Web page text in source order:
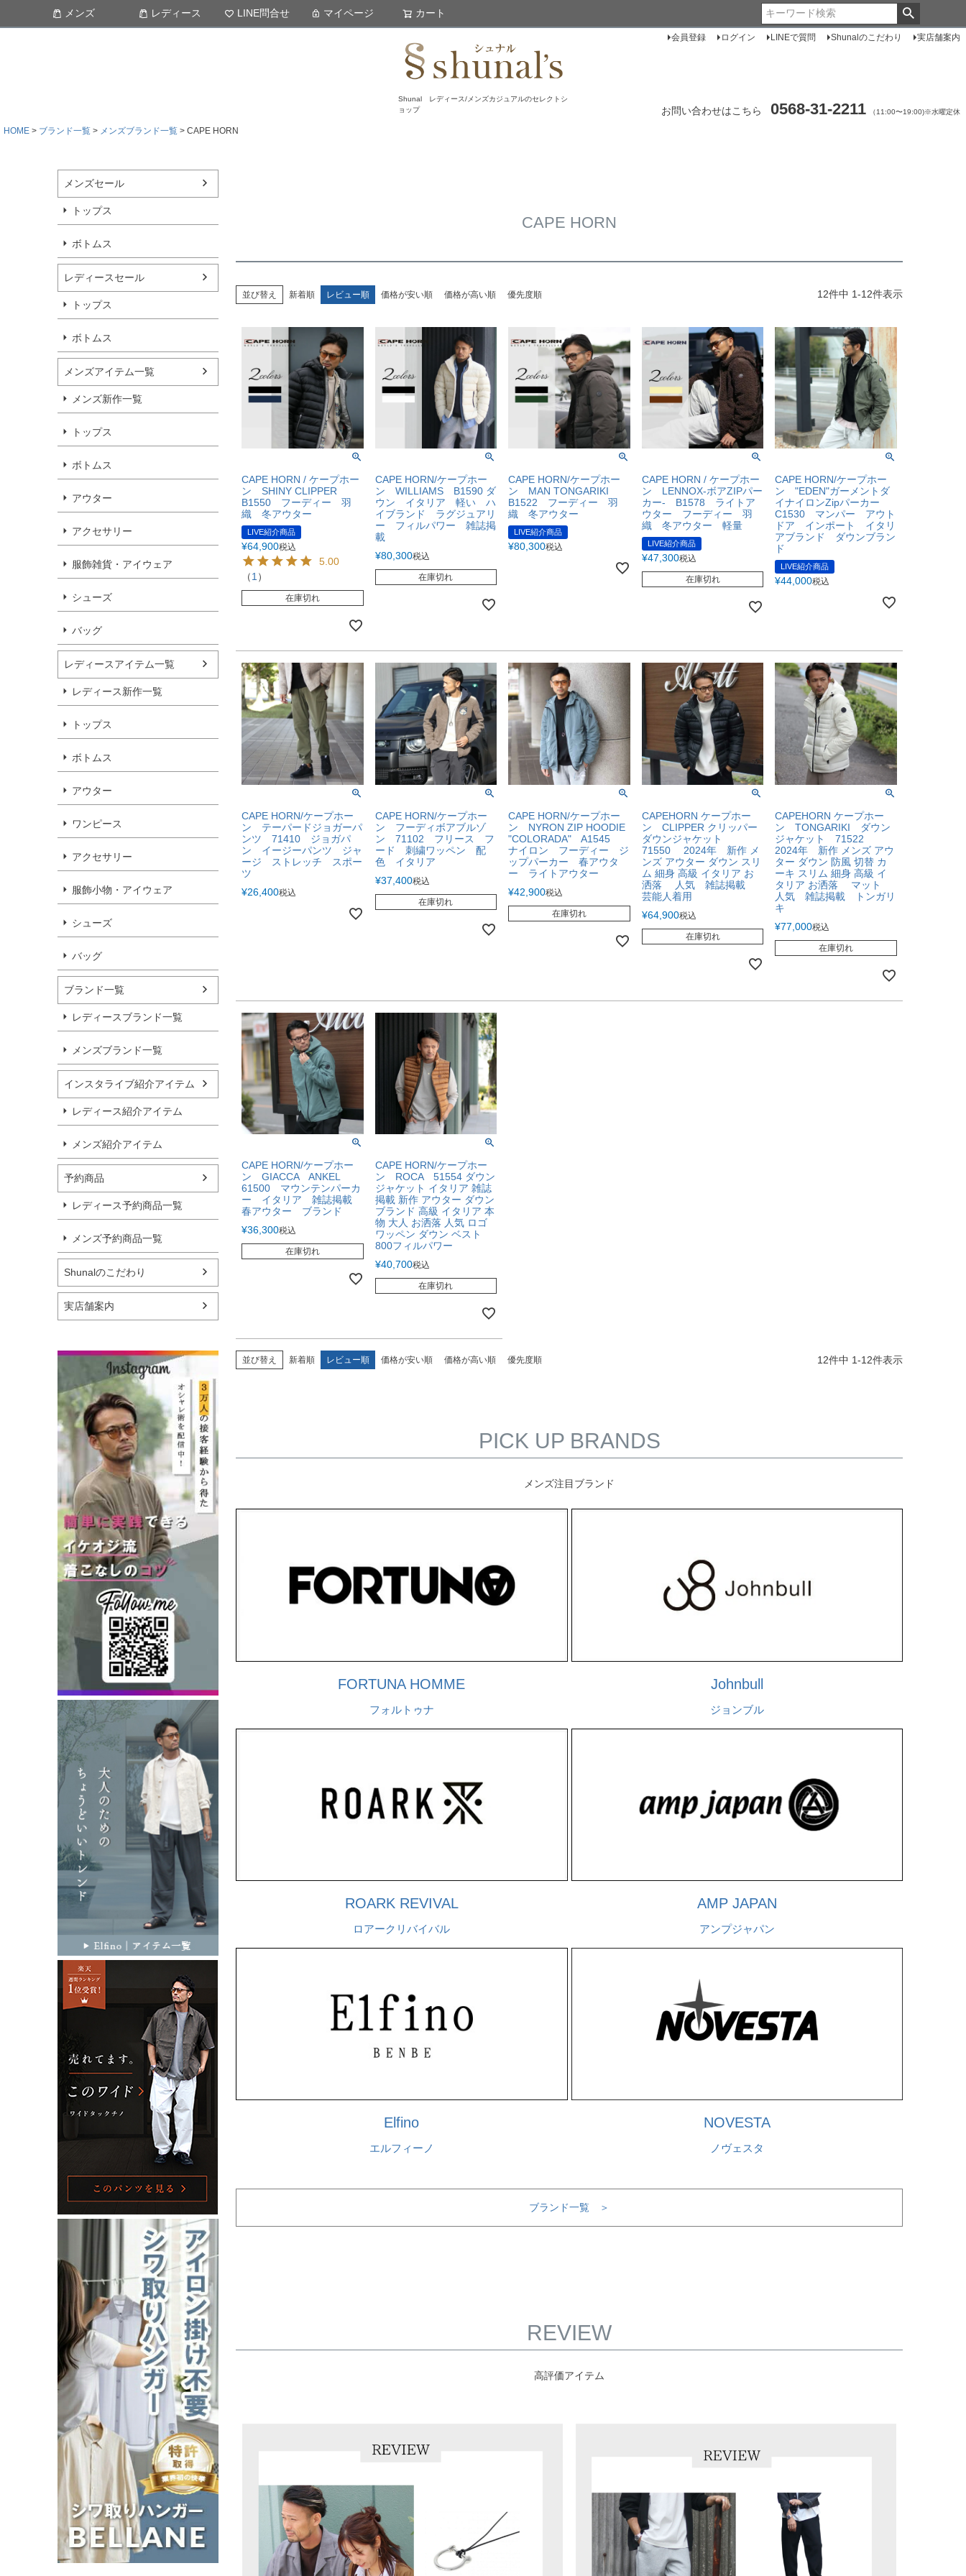
Shunal レディース/メンズカジュアルのセレクトシ
ョップ
会員登録 ログイン LINEで質問 Shunalのこだわり 実店舗案内
お問い合わせはこちら 0568-31-2211 （11:00〜19:00)※水曜定休
メンズ レディース LINE問合せ マイページ カート
HOME ブランド一覧 メンズブランド一覧 CAPE HORN
メンズセール
トップス
ボトムス
レディースセール
トップス
ボトムス
メンズアイテム一覧
メンズ新作一覧
トップス
ボトムス
アウター
アクセサリー
服飾雑貨・アイウェア
シューズ
バッグ
レディースアイテム一覧
レディース新作一覧
トップス
ボトムス
アウター
ワンピース
アクセサリー
服飾小物・アイウェア
シューズ
バッグ
ブランド一覧
レディースブランド一覧
メンズブランド一覧
インスタライブ紹介アイテム
レディース紹介アイテム
メンズ紹介アイテム
予約商品
レディース予約商品一覧
メンズ予約商品一覧
Shunalのこだわり
実店舗案内
CAPE HORN
並び替え 新着順 レビュー順 価格が安い順 価格が高い順 優先度順 12件中 1-12件表示
CAPE HORN / ケープホー
ン SHINY CLIPPER
B1550 フーディー 羽
織 冬アウター
LIVE紹介商品
¥64,900税込
5.00
（1）
在庫切れ
CAPE HORN/ケープホー
ン WILLIAMS B1590 ダ
ウン イタリア 軽い ハ
イブランド ラグジュアリ
ー フィルパワー 雑誌掲
載
¥80,300税込
在庫切れ
CAPE HORN/ケープホー
ン MAN TONGARIKI
B1522 フーディー 羽
織 冬アウター
LIVE紹介商品
¥80,300税込
CAPE HORN / ケープホー
ン LENNOX-ボアZIPパー
カー- B1578 ライトア
ウター フーディー 羽
織 冬アウター 軽量
LIVE紹介商品
¥47,300税込
在庫切れ
CAPE HORN/ケープホー
ン "EDEN"ガーメントダ
イナイロンZipパーカー
C1530 マンパー アウト
ドア インポート イタリ
アブランド ダウンブラン
ド
LIVE紹介商品
¥44,000税込
CAPE HORN/ケープホー
ン テーパードジョガーパ
ンツ 71410 ジョガパ
ン イージーパンツ ジャ
ージ ストレッチ スポー
ツ
¥26,400税込
CAPE HORN/ケープホー
ン フーディボアブルゾ
ン 71102 フリース フ
ード 刺繍ワッペン 配
色 イタリア
¥37,400税込
在庫切れ
CAPE HORN/ケープホー
ン NYRON ZIP HOODIE
"COLORADA" A1545
ナイロン フーディー ジ
ップパーカー 春アウタ
ー ライトアウター
¥42,900税込
在庫切れ
CAPEHORN ケープホー
ン CLIPPER クリッパー
ダウンジャケット
71550 2024年 新作 メ
ンズ アウター ダウン スリ
ム 細身 高級 イタリア お
洒落 人気 雑誌掲載
芸能人着用
¥64,900税込
在庫切れ
CAPEHORN ケープホー
ン TONGARIKI ダウン
ジャケット 71522
2024年 新作 メンズ アウ
ター ダウン 防風 切替 カ
ーキ スリム 細身 高級 イ
タリア お洒落 マット
人気 雑誌掲載 トンガリ
キ
¥77,000税込
在庫切れ
CAPE HORN/ケープホー
ン GIACCA ANKEL
61500 マウンテンパーカ
ー イタリア 雑誌掲載
春アウター ブランド
¥36,300税込
在庫切れ
CAPE HORN/ケープホー
ン ROCA 51554 ダウン
ジャケット イタリア 雑誌
掲載 新作 アウター ダウン
ブランド 高級 イタリア 本
物 大人 お洒落 人気 ロゴ
ワッペン ダウン ベスト
800フィルパワー
¥40,700税込
在庫切れ
並び替え 新着順 レビュー順 価格が安い順 価格が高い順 優先度順 12件中 1-12件表示
PICK UP BRANDS
メンズ注目ブランド
FORTUNA HOMME
フォルトゥナ
Johnbull
ジョンブル
ROARK REVIVAL
ロアークリバイバル
AMP JAPAN
アンプジャパン
Elfino
エルフィーノ
NOVESTA
ノヴェスタ
ブランド一覧 ＞
REVIEW
高評価アイテム